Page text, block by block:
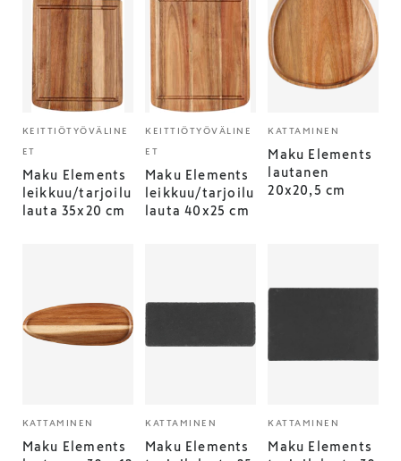
KEITTIÖTYÖVÄLINE
ET
Maku Elements
leikkuu/tarjoilu
lauta 35x20 cm
KEITTIÖTYÖVÄLINE
ET
Maku Elements
leikkuu/tarjoilu
lauta 40x25 cm
KATTAMINEN
Maku Elements
lautanen
20x20,5 cm
KATTAMINEN
Maku Elements
KATTAMINEN
Maku Elements
KATTAMINEN
Maku Elements